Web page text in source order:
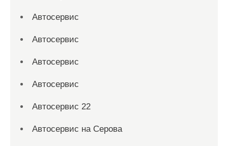
Автосервис
Автосервис
Автосервис
Автосервис
Автосервис 22
Автосервис на Серова